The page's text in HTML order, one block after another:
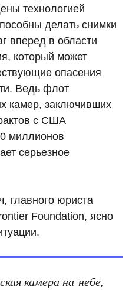
технологией
делать снимки
вперед в области
который может
опасения
Ведь флот
камер, заключивших
с США
миллионов
серьезное
главного юриста
Foundation, ясно
камера на небе,